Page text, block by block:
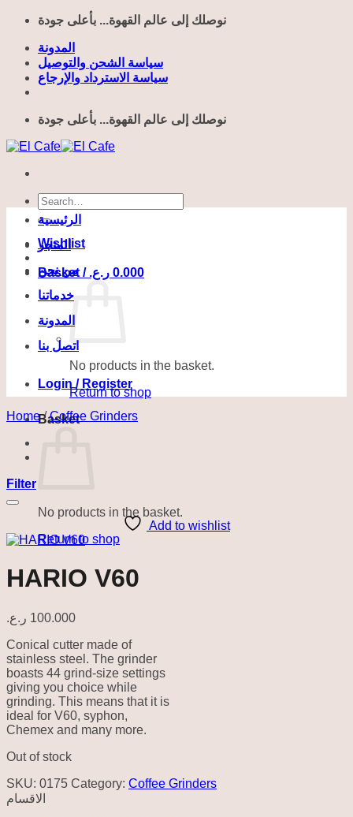
Skip
content
نوصلك إلى عالم القهوة... بأعلى جودة
المدونة
سياسة الشحن والتوصيل
سياسة الاسترداد والإرجاع
نوصلك إلى عالم القهوة... بأعلى جودة
Search
for:
Wishlist
Basket / 0.000 ر.ع.
No products in the basket.
Return to shop
Basket
No products in the basket.
Return to shop
الرئيسية
المتجر
من نحن
خدماتنا
المدونة
اتصل بنا
Login / Register
Home / Coffee Grinders
Filter
Add to wishlist
HARIO V60
100.000 ر.ع.
Conical cutter made of
stainless steel. The grinder
boasts 44 grind-size settings
giving you choice while
grinding. This means that it is
ideal for V60, syphon,
Chemex and many more.
Out of stock
SKU: 0175 Category: Coffee Grinders
الاقسام